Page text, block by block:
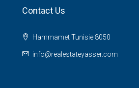
Contact Us
Hammamet Tunisie 8050
info@realestateyasser.com